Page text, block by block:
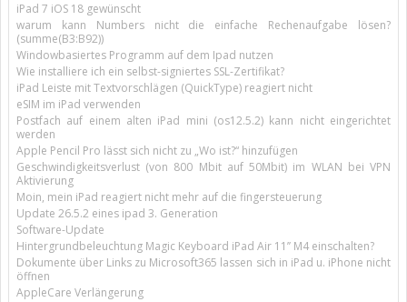
iPad 7 iOS 18 gewünscht
warum kann Numbers nicht die einfache Rechenaufgabe lösen?
(summe(B3:B92))
Windowbasiertes Programm auf dem Ipad nutzen
Wie installiere ich ein selbst-signiertes SSL-Zertifikat?
iPad Leiste mit Textvorschlägen (QuickType) reagiert nicht
eSIM im iPad verwenden
Postfach auf einem alten iPad mini (os12.5.2) kann nicht eingerichtet
werden
Apple Pencil Pro lässt sich nicht zu „Wo ist?“ hinzufügen
Geschwindigkeitsverlust (von 800 Mbit auf 50Mbit) im WLAN bei VPN
Aktivierung
Moin, mein iPad reagiert nicht mehr auf die fingersteuerung
Update 26.5.2 eines ipad 3. Generation
Software-Update
Hintergrundbeleuchtung Magic Keyboard iPad Air 11’’ M4 einschalten?
Dokumente über Links zu Microsoft365 lassen sich in iPad u. iPhone nicht
öffnen
AppleCare Verlängerung